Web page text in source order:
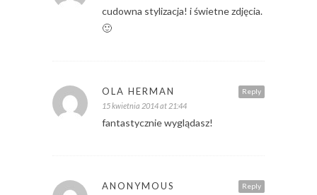
cudowna stylizacja! i świetne zdjęcia.
🙂
Reply
OLA HERMAN
15 kwietnia 2014 at 21:44
fantastycznie wyglądasz!
Reply
ANONYMOUS